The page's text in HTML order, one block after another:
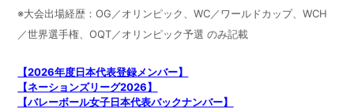
※大会出場経歴：OG／オリンピック、WC／ワールドカップ、WCH
／世界選手権、OQT／オリンピック予選 のみ記載
【2026年度日本代表登録メンバー】
【ネーションズリーグ2026】
【バレーボール女子日本代表バックナンバー】